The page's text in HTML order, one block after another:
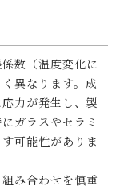
数（温度変化に
異なります。成
力が発生し、製
ガラスやセラミ
可能性がありま
み合わせを慎重